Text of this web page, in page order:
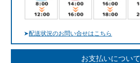
➤配送状況のお問い合せはこちら
お支払いについて